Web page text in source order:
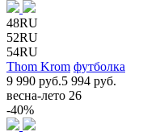
48RU
52RU
54RU
Thom Krom футболка
9 990 руб.5 994 руб.
весна-лето 26
-40%